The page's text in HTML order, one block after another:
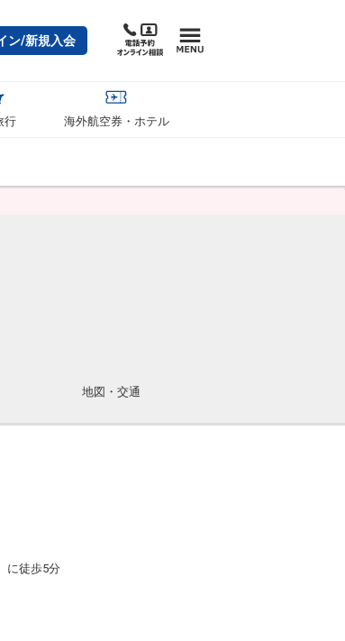
ン/新規入会
行 海外航空券・ホテル
地図・交通
に徒歩5分